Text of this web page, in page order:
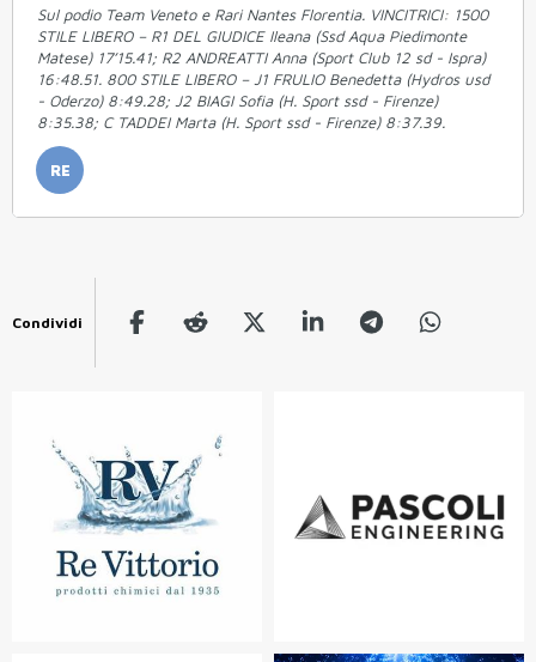
Sul podio Team Veneto e Rari Nantes Florentia. VINCITRICI: 1500
STILE LIBERO – R1 DEL GIUDICE Ileana (Ssd Aqua Piedimonte
Matese) 17’15.41; R2 ANDREATTI Anna (Sport Club 12 sd - Ispra)
16:48.51. 800 STILE LIBERO – J1 FRULIO Benedetta (Hydros usd
- Oderzo) 8:49.28; J2 BIAGI Sofia (H. Sport ssd - Firenze)
8:35.38; C TADDEI Marta (H. Sport ssd - Firenze) 8:37.39.
RE
Condividi